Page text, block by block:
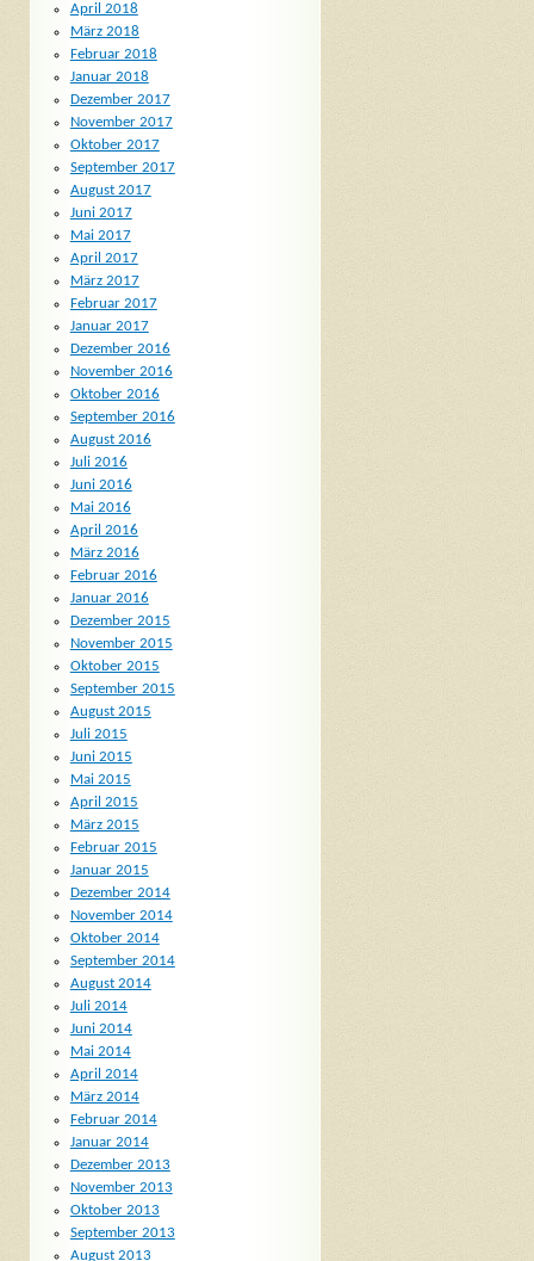
April 2018
März 2018
Februar 2018
Januar 2018
Dezember 2017
November 2017
Oktober 2017
September 2017
August 2017
Juni 2017
Mai 2017
April 2017
März 2017
Februar 2017
Januar 2017
Dezember 2016
November 2016
Oktober 2016
September 2016
August 2016
Juli 2016
Juni 2016
Mai 2016
April 2016
März 2016
Februar 2016
Januar 2016
Dezember 2015
November 2015
Oktober 2015
September 2015
August 2015
Juli 2015
Juni 2015
Mai 2015
April 2015
März 2015
Februar 2015
Januar 2015
Dezember 2014
November 2014
Oktober 2014
September 2014
August 2014
Juli 2014
Juni 2014
Mai 2014
April 2014
März 2014
Februar 2014
Januar 2014
Dezember 2013
November 2013
Oktober 2013
September 2013
August 2013